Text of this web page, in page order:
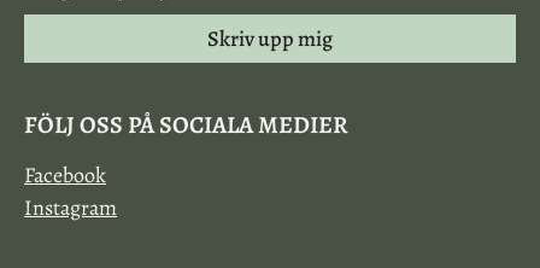
Skriv upp mig
FÖLJ OSS PÅ SOCIALA MEDIER
Facebook
Instagram